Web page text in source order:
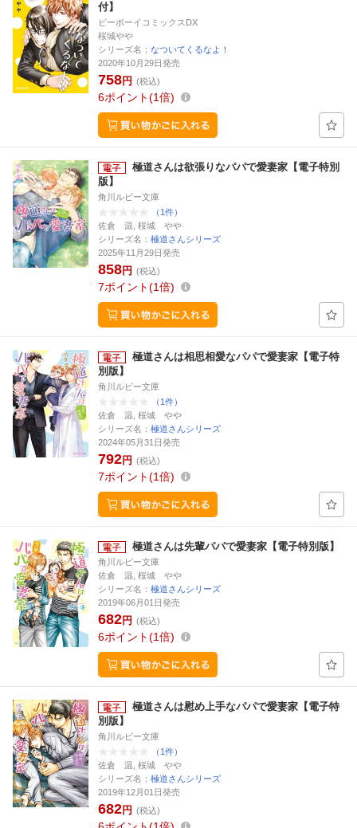
付】
ビーボーイコミックスDX
桜城やや
シリーズ名： なついてくるなよ！
2020年10月29日発売
758円 (税込)
6ポイント 1倍
極道さんは欲張りなパパで愛妻家【電子特別
版】
角川ルビー文庫
（1件）
佐倉 温, 桜城 やや
シリーズ名： 極道さんシリーズ
2025年11月29日発売
858円 (税込)
7ポイント 1倍
極道さんは相思相愛なパパで愛妻家【電子特
別版】
角川ルビー文庫
（1件）
佐倉 温, 桜城 やや
シリーズ名： 極道さんシリーズ
2024年05月31日発売
792円 (税込)
7ポイント 1倍
極道さんは先輩パパで愛妻家【電子特別版】
角川ルビー文庫
佐倉 温, 桜城 やや
シリーズ名： 極道さんシリーズ
2019年06月01日発売
682円 (税込)
6ポイント 1倍
極道さんは慰め上手なパパで愛妻家【電子特
別版】
角川ルビー文庫
（1件）
佐倉 温, 桜城 やや
シリーズ名： 極道さんシリーズ
2019年12月01日発売
682円 (税込)